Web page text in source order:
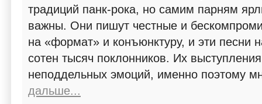
традиций панк-рока, но самим парням
важны. Они пишут честные и
на «формат» и конъюнктуру, и эти песни
сотен тысяч поклонников. Их
неподдельных эмоций, именно поэтому
дальше...